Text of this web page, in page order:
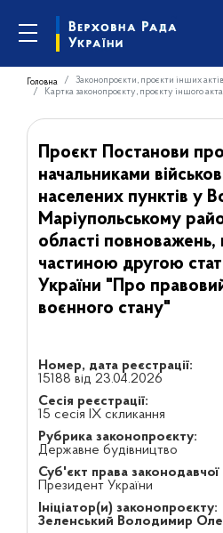
Головна Законопроєкти, проєкти інших актів
Картка законопроєкту, проєкту іншого акта
Проєкт Постанови
начальниками
населених пунктів у
Маріупольському
області
частиною другою
України "Про
воєнного стану"
Номер, дата реєстрації:
15188 від 23.04.2026
Сесія реєстрації:
15 сесія IX скликання
Рубрика законопроєкту:
Державне будівництво
Суб'єкт права законодавчої
Президент України
Ініціатор(и) законопроєкту:
Зеленський Володимир